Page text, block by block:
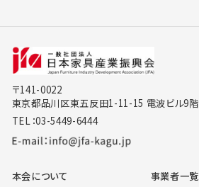
〒141-0022
東京都品川区東五反田1-11-15 電波ビル9階
TEL：03-5449-6444
本会について
事業者一覧